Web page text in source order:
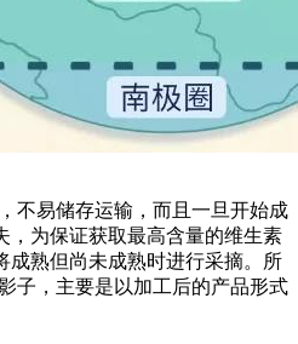
不易储存运输，而且一旦开始成
，为保证获取最高含量的维生素
熟但尚未成熟时进行采摘。
所
子，主要是以加工后的产品形式